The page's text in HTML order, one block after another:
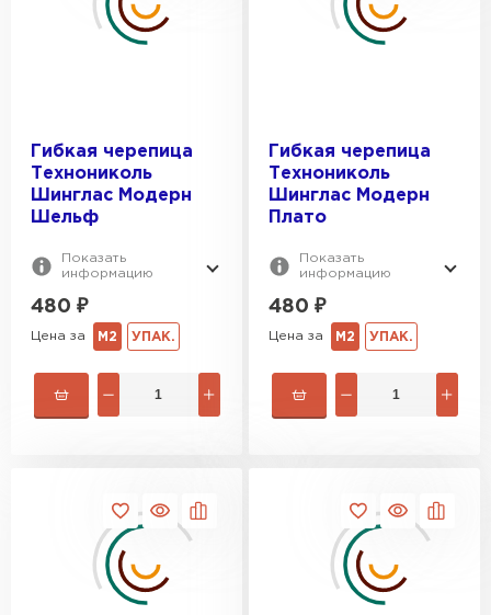
Гибкая черепица
Технониколь
Шинглас Модерн
Шельф
Показать
информацию
480 ₽
Цена за М2 УПАК.
Гибкая черепица
Технониколь
Шинглас Модерн
Плато
Показать
информацию
480 ₽
Цена за М2 УПАК.
Софиты